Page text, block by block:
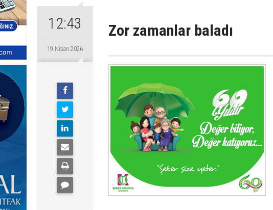
12:43
19 Nisan 2026
Zor zamanlar baladı